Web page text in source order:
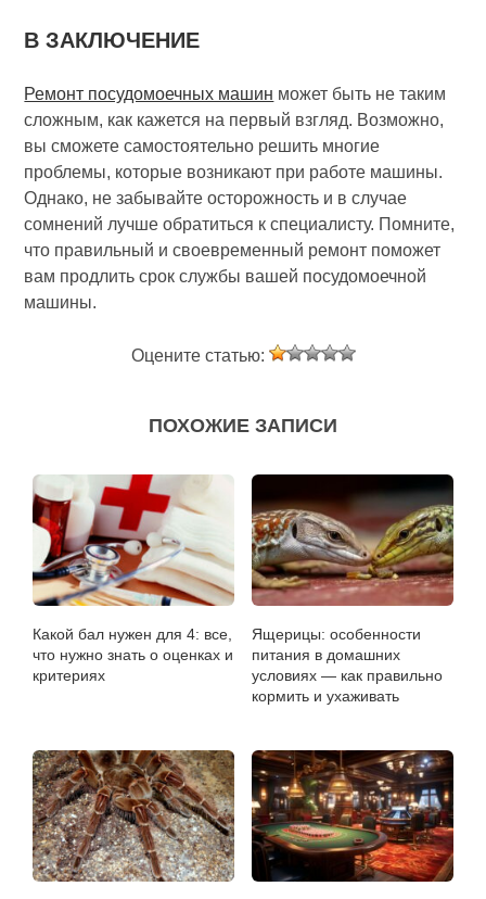
В ЗАКЛЮЧЕНИЕ
Ремонт посудомоечных машин может быть не таким
сложным, как кажется на первый взгляд. Возможно,
вы сможете самостоятельно решить многие
проблемы, которые возникают при работе машины.
Однако, не забывайте осторожность и в случае
сомнений лучше обратиться к специалисту. Помните,
что правильный и своевременный ремонт поможет
вам продлить срок службы вашей посудомоечной
машины.
Оцените статью:
ПОХОЖИЕ ЗАПИСИ
Какой бал нужен для 4: все,
что нужно знать о оценках и
критериях
Ящерицы: особенности
питания в домашних
условиях — как правильно
кормить и ухаживать